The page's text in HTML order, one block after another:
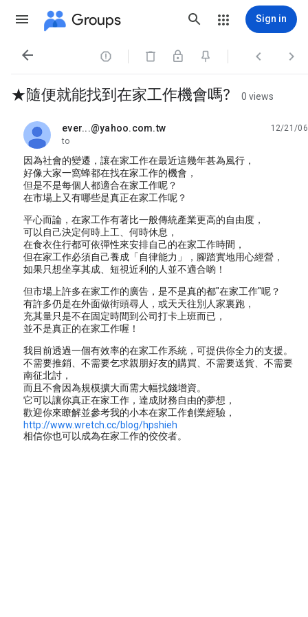
Groups Sign in
   
★隨便就能找到在家工作機會嗎? 0 views
ever...@yahoo.com.tw
unread,
12/21/06
to
因為社會的變遷，讓在家工作在最近這幾年甚為風行，
好像大家一窩蜂都在找在家工作的機會，
但是不是每個人都適合在家工作呢？
在市場上又有哪些是真正在家工作呢？
平心而論，在家工作有著比一般傳統產業更高的自由度，
可以自己決定何時上工、何時休息，
在食衣住行都可依彈性來安排自己的在家工作時間，
但在家工作必須自己養成「自律能力」，腳踏實地用心經營，
如果只想坐享其成、短視近利的人並不適合喲！
但市場上許多在家工作的廣告，是不是真的都"在家工作"呢？
有許多仍是在外面做街頭尋人，或天天往別人家裏跑，
充其量只是不在固定時間到公司打卡上班而已，
並不是真正的在家工作喔！
我目前透過一個有效率的在家工作系統，可提供你全力的支援。
不需要推銷、不需要乞求親朋好友的購買、不需要送貨、不需要
南征北討，
而且不會因為規模擴大而需大幅找錢增資。
它可以讓你真正在家工作，達成財務自由的夢想，
歡迎你來瞭解並參考我的小本在家工作創業經驗，
http://www.wretch.cc/blog/hpshieh
相信你也可以成為在家工作的佼佼者。